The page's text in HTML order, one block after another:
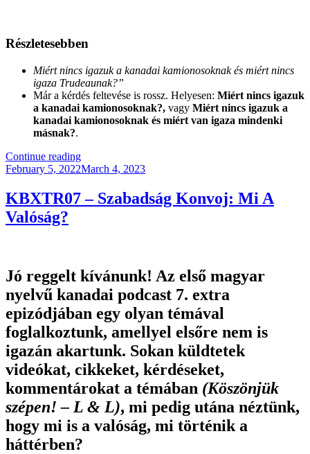
Részletesebben
Miért nincs igazuk a kanadai kamionosoknak és miért nincs
igaza Trudeaunak?”
Már a kérdés feltevése is rossz. Helyesen: Miért nincs igazuk
a kanadai kamionosoknak?, vagy Miért nincs igazuk a
kanadai kamionosoknak és miért van igaza mindenki
másnak?.
Continue reading“Miért
Nincs
Az
Azonnali.hu
Posted
February 5, 2022March 4, 2023
KBXTR07 – Szabadság Konvoj: Mi A
Valóság?
Jó reggelt kívánunk! Az első magyar
nyelvű kanadai podcast 7. extra
epizódjában egy olyan témával
foglalkoztunk, amellyel elsőre nem is
igazán akartunk. Sokan küldtetek
videókat, cikkeket, kérdéseket,
kommentárokat a témában (Köszönjük
szépen! – L & L), mi pedig utána néztünk,
hogy mi is a valóság, mi történik a
háttérben?